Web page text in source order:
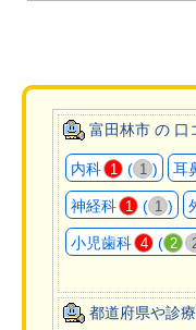
富田林市 の 口
内科 1 ( 1 ) 耳
神経科 1 ( 1 )
小児歯科 4 ( 2
都道府県や診